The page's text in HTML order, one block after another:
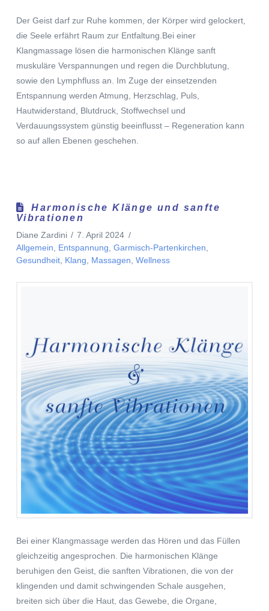
Der Geist darf zur Ruhe kommen, der Körper wird gelockert,
die Seele erfährt Raum zur Entfaltung.Bei einer
Klangmassage lösen die harmonischen Klänge sanft
muskuläre Verspannungen und regen die Durchblutung,
sowie den Lymphfluss an. Im Zuge der einsetzenden
Entspannung werden Atmung, Herzschlag, Puls,
Hautwiderstand, Blutdruck, Stoffwechsel und
Verdauungssystem günstig beeinflusst – Regeneration kann
so auf allen Ebenen geschehen.
Harmonische Klänge und sanfte
Vibrationen
Diane Zardini
7. April 2024
Allgemein
Entspannung Garmisch-Partenkirchen
Gesundheit, Klang Massagen Wellness
Bei einer Klangmassage werden das Hören und das Füllen
gleichzeitig angesprochen. Die harmonischen Klänge
beruhigen den Geist, die sanften Vibrationen, die von der
klingenden und damit schwingenden Schale ausgehen,
breiten sich über die Haut, das Gewebe, die Organe,